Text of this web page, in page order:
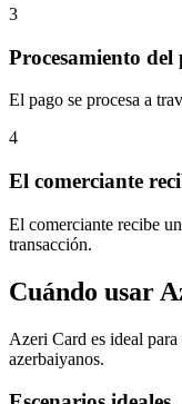
3
Procesamiento del
El pago se procesa a
4
El comerciante
El comerciante recibe
transacción.
Cuándo usar
Azeri Card es ideal
azerbaiyanos.